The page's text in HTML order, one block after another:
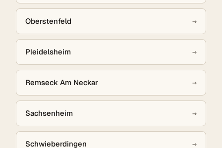
Oberstenfeld →
Pleidelsheim →
Remseck Am Neckar →
Sachsenheim →
Schwieberdingen →